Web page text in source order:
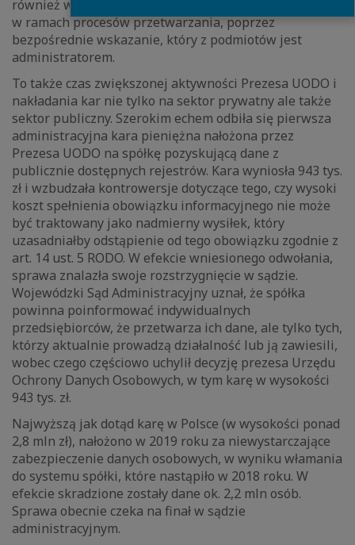
również wiele rozstrzygnięć dotyczących określenia ról
w ramach procesów przetwarzania, poprzez
bezpośrednie wskazanie, który z podmiotów jest
administratorem.
To także czas zwiększonej aktywności Prezesa UODO i
nakładania kar nie tylko na sektor prywatny ale także
sektor publiczny. Szerokim echem odbiła się pierwsza
administracyjna kara pieniężna nałożona przez
Prezesa UODO na spółkę pozyskującą dane z
publicznie dostępnych rejestrów. Kara wyniosła 943 tys.
zł i wzbudzała kontrowersje dotyczące tego, czy wysoki
koszt spełnienia obowiązku informacyjnego nie może
być traktowany jako nadmierny wysiłek, który
uzasadniałby odstąpienie od tego obowiązku zgodnie z
art. 14 ust. 5 RODO. W efekcie wniesionego odwołania,
sprawa znalazła swoje rozstrzygnięcie w sądzie.
Wojewódzki Sąd Administracyjny uznał, że spółka
powinna poinformować indywidualnych
przedsiębiorców, że przetwarza ich dane, ale tylko tych,
którzy aktualnie prowadzą działalność lub ją zawiesili,
wobec czego częściowo uchylił decyzję prezesa Urzędu
Ochrony Danych Osobowych, w tym karę w wysokości
943 tys. zł.
Najwyższą jak dotąd karę w Polsce (w wysokości ponad
2,8 mln zł), nałożono w 2019 roku za niewystarczające
zabezpieczenie danych osobowych, w wyniku włamania
do systemu spółki, które nastąpiło w 2018 roku. W
efekcie skradzione zostały dane ok. 2,2 mln osób.
Sprawa obecnie czeka na finał w sądzie
administracyjnym.